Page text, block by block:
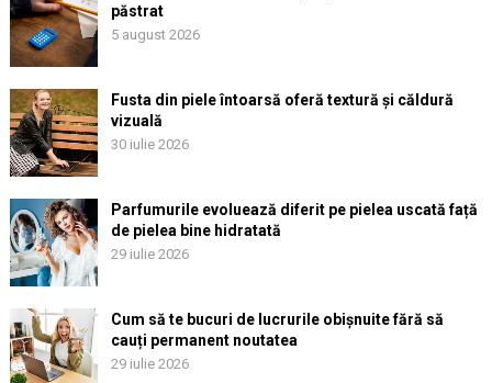
păstrat
5 august 2026
Fusta din piele întoarsă oferă textură și căldură
vizuală
30 iulie 2026
Parfumurile evoluează diferit pe pielea uscată față
de pielea bine hidratată
29 iulie 2026
Cum să te bucuri de lucrurile obișnuite fără să
cauți permanent noutatea
29 iulie 2026